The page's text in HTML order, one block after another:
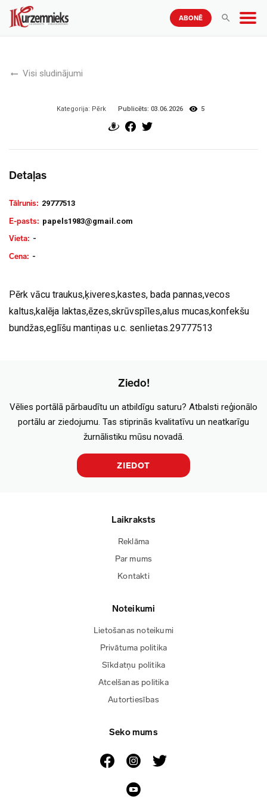
ABONĒ
Visi sludinājumi
Kategorija: Pērk Publicēts: 03.06.2026 5
Detaļas
Tālrunis: 29777513
E-pasts: papels1983@gmail.com
Vieta: -
Cena: -
Pērk vācu traukus,ķiveres,kastes, bada pannas,vecos
kaltus,kalēja laktas,ēzes,skrūvspīles,alus mucas,konfekšu
bundžas,eglīšu mantiņas u.c. senlietas.29777513
Ziedo!
Vēlies portālā pārbaudītu un atbildīgu saturu? Atbalsti reģionālo
portālu ar ziedojumu. Tas stiprinās kvalitatīvu un neatkarīgu
žurnālistiku mūsu novadā.
ZIEDOT
Laikraksts
Reklāma
Par mums
Kontakti
Noteikumi
Lietošanas noteikumi
Privātuma politika
Sīkdatņu politika
Atcelšanas politika
Autortiesības
Seko mums